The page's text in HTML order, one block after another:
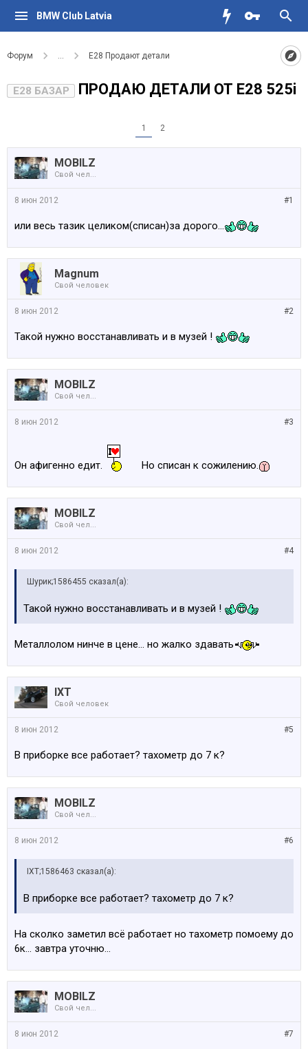
BMW Club Latvia
Форум ... Е28 Продают детали
E28 БАЗАР ПРОДАЮ ДЕТАЛИ ОТ Е28 525i
1 2
MOBILZ
Свой чел...
#1
8 июн 2012
или весь тазик целиком(списан)за дорого...
Magnum
Свой человек
#2
8 июн 2012
Такой нужно восстанавливать и в музей !
MOBILZ
Свой чел...
#3
8 июн 2012
Он афигенно едит. Но списан к сожилению.
MOBILZ
Свой чел...
#4
8 июн 2012
Шурик;1586455 сказал(а):
Такой нужно восстанавливать и в музей !
Металлолом нинче в цене... но жалко здавать
IXT
Свой человек
#5
8 июн 2012
В приборке все работает? тахометр до 7 к?
MOBILZ
Свой чел...
#6
8 июн 2012
IXT;1586463 сказал(а):
В приборке все работает? тахометр до 7 к?
На сколко заметил всё работает но тахометр помоему до
6к... завтра уточню...
MOBILZ
Свой чел...
#7
8 июн 2012